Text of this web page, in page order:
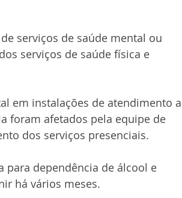
serviços de saúde mental ou
serviços de saúde física e
em instalações de atendimento a
foram afetados pela equipe de
dos serviços presenciais.
para dependência de álcool e
há vários meses.